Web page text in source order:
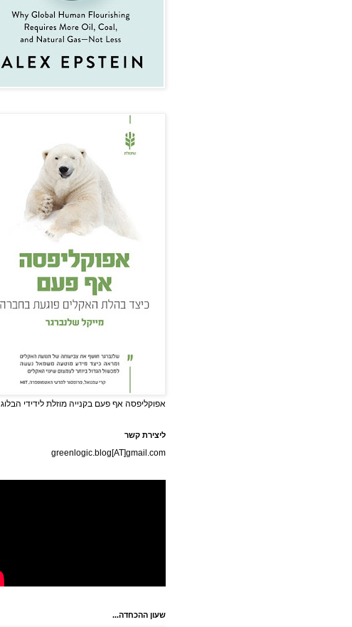
אפוקליפסה אף פעם בקנייה מוזלת לידידי הבלוג
ליצירת קשר
greenlogic.blog[AT]gmail.com
שעון ההכחדה...